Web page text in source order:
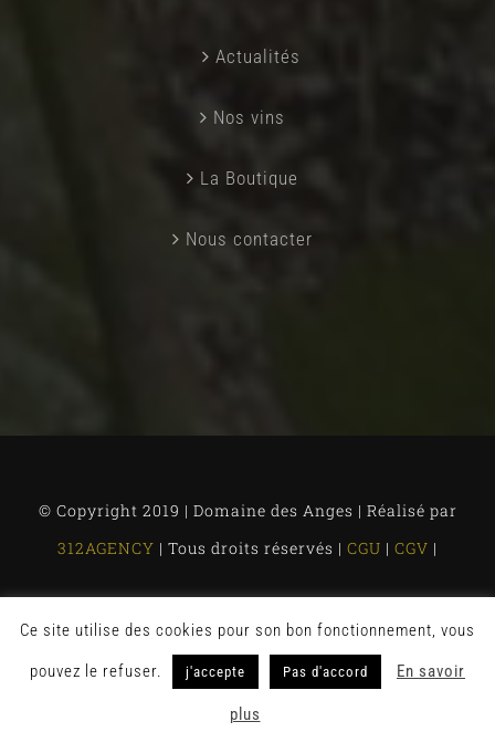
Actualités
Nos vins
La Boutique
Nous contacter
© Copyright 2019 | Domaine des Anges | Réalisé par
312AGENCY | Tous droits réservés | CGU | CGV |
Facebook
Ce site utilise des cookies pour son bon fonctionnement, vous
pouvez le refuser. j'accepte Pas d'accord En savoir
plus